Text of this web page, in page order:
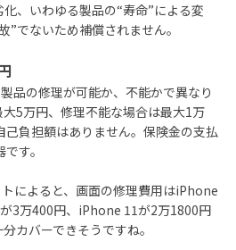
、いわゆる製品の“寿命”による変
”でないため補償されません。
品の修理が可能か、不能かで異なり
5万円、修理不能な場合は最大1万
己負担額はありません。保険金の支払
す。
によると、画面の修理費用はiPhone
3万400円、iPhone 11が2万1800円
カバーできそうですね。